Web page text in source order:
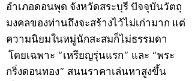
อำเภอดอนพุด จังหวัดสระบุรี ปัจจุบันวัตถุ
มงคลของท่านถึงจะสร้างไว้ไม่เก่ามาก แต่
ความนิยมในหมู่นักสะสมก็ไม่ธรรมดา
โดยเฉพาะ “เหรียญรุ่นแรก” และ “พระ
กริ่งดอนทอง” สนนราคาเล่นหาสูงขึ้น